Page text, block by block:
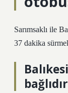
Sarımsaklı ile
37 dakika